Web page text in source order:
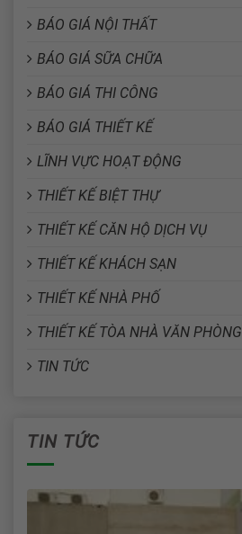
BÁO GIÁ NỘI THẤT
BÁO GIÁ SỮA CHỮA
BÁO GIÁ THI CÔNG
BÁO GIÁ THIẾT KẾ
LĨNH VỰC HOẠT ĐỘNG
THIẾT KẾ BIỆT THỰ
THIẾT KẾ CĂN HỘ DỊCH VỤ
THIẾT KẾ KHÁCH SẠN
THIẾT KẾ NHÀ PHỐ
THIẾT KẾ TÒA NHÀ VĂN PHÒNG
TIN TỨC
TIN TỨC